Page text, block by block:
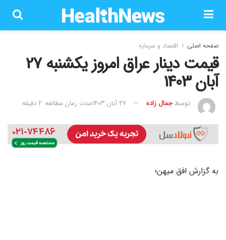
صفحه اصلی اقتصاد و سرمایه
قیمت دینار عراق امروز یکشنبه 27
آبان 1403
توسطجمال زاده ۲۷ آبان ۱۴۰۳ مدت زمان مطالعه: 2 دقیقه
به گزارش افق میهن؛